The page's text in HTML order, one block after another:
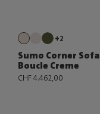
+2
Sumo Corner Sofa
Boucle Creme
CHF 4.462,00